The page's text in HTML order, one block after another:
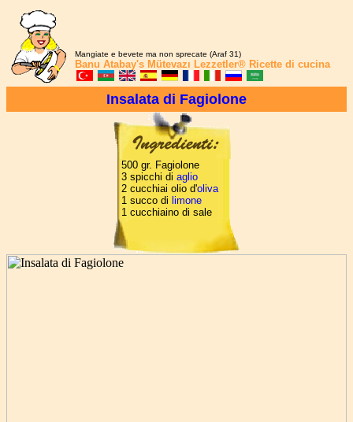
Mangiate e bevete ma non sprecate (Araf 31)
Banu Atabay's Mütevazı Lezzetler® Ricette di cucina
Insalata di Fagiolone
500 gr. Fagiolone
3 spicchi di aglio
2 cucchiai olio d'oliva
1 succo di limone
1 cucchiaino di sale